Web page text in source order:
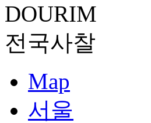
DOURIM
전국사찰
Map
서울